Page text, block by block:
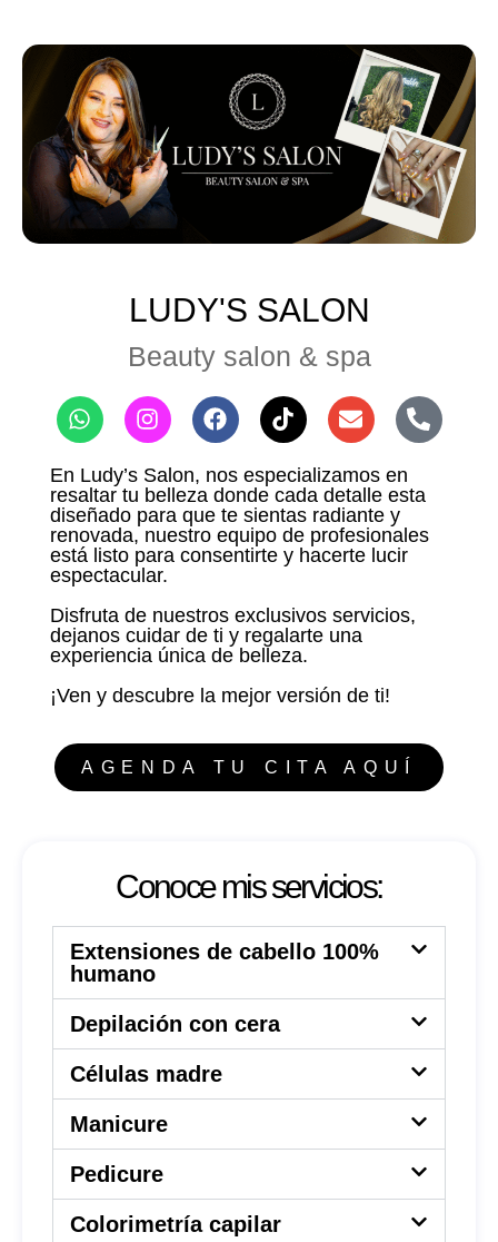
LUDY'S SALON
Beauty salon & spa
En Ludy’s Salon, nos especializamos en
resaltar tu belleza donde cada detalle esta
diseñado para que te sientas radiante y
renovada, nuestro equipo de profesionales
está listo para consentirte y hacerte lucir
espectacular.
Disfruta de nuestros exclusivos servicios,
dejanos cuidar de ti y regalarte una
experiencia única de belleza.
¡Ven y descubre la mejor versión de ti!
AGENDA TU CITA AQUÍ
Conoce mis servicios:
Extensiones de cabello 100%
humano
Depilación con cera
Células madre
Manicure
Pedicure
Colorimetría capilar